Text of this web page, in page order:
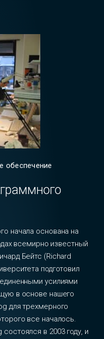
обеспечение
начала основана на
всемирно известный
Бейтс (Richard
подготовил
усилиями
в основе нашего
для трехмерного
все началось.
в 2003 году, и